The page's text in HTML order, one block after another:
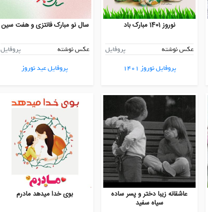
نوروز 1401 مبارک باد
عکس نوشته
پروفایل
پروفایل نوروز 1401
سال نو مبارک فانتزی و هفت سین
عکس نوشته
پروفایل
پروفایل عید نوروز
عاشقانه زیبا دختر و پسر ساده
سیاه سفید
بوی خدا میدهد مادرم